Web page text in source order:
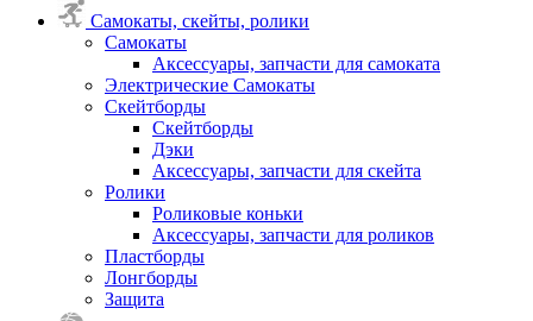
Самокаты, скейты, ролики
Самокаты
Аксессуары, запчасти для самоката
Электрические Самокаты
Скейтборды
Скейтборды
Дэки
Аксессуары, запчасти для скейта
Ролики
Роликовые коньки
Аксессуары, запчасти для роликов
Пластборды
Лонгборды
Защита